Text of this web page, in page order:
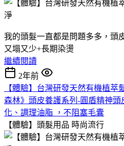
我的頭髮一直都是問題多多，頭
又塌又少+長期染燙
繼續閱讀
2年前
【體驗】台灣研發天然有機植
森林》頭皮養護系列-圓盾精神
化、調理油脂 ，不阻塞毛囊
【體驗】頭髮用品 時尚流行